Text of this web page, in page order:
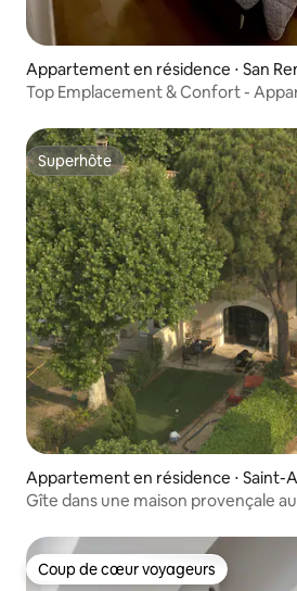
Appartement en résidence ⋅ San
Top Emplacement & Confort -
Superhôte
Superhôte
Appartement en résidence ⋅ Saint-
Gîte dans une maison provençale
Coup de cœur voyageurs
Coup de cœur voyageurs